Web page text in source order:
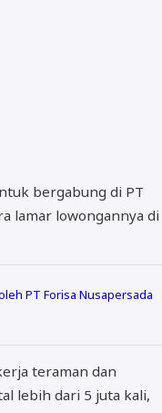
bergabung di PT
lamar lowongannya di
PT Forisa Nusapersada
teraman dan
lebih dari 5 juta kali,